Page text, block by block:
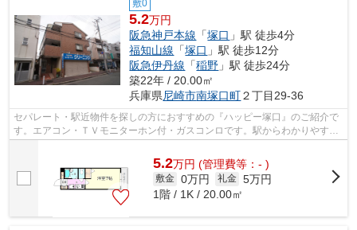
敷0
5.2万円
阪急神戸本線 「塚口 」駅 徒歩4分
福知山線 「塚口 」駅 徒歩12分
阪急伊丹線 「稲野 」駅 徒歩24分
築22年 / 20.00㎡
兵庫県尼崎市南塚口町２丁目29-36
セパレート・駅近物件を探しの方におすすめの『ハッピー塚口』のご紹介で
す。エアコン・ＴＶモニターホン付・ガスコンロです。駅からわかりやすい
5.2万円 (管理費等：- )
敷金 0万円 礼金 5万円
1階 / 1K / 20.00㎡